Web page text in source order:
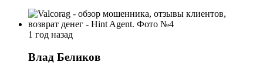
1 год назад
Влад Беликов